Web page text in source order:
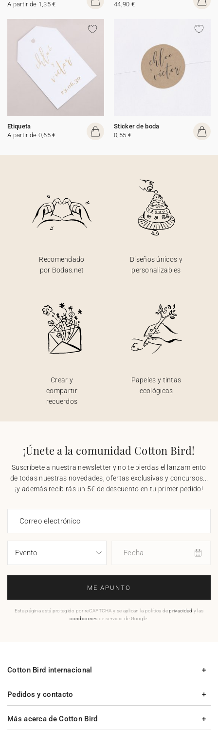
A partir de 1,35 €
44,90 €
Etiqueta
A partir de 0,65 €
Sticker de boda
0,55 €
Recomendado
por Bodas.net
Diseños únicos y
personalizables
Crear y
compartir
recuerdos
Papeles y tintas
ecológicas
¡Únete a la comunidad Cotton Bird!
Suscríbete a nuestra newsletter y no te pierdas el lanzamiento
de todas nuestras novedades, ofertas exclusivas y concursos...
¡y además recibirás un 5€ de descuento en tu primer pedido!
Correo electrónico
Fecha
ME APUNTO
Esta página está protegido por reCAPTCHA y se aplican la política deprivacidad y las
condiciones de servicio de Google.
Pedidos y contacto
Más acerca de Cotton Bird
Cotton Bird internacional